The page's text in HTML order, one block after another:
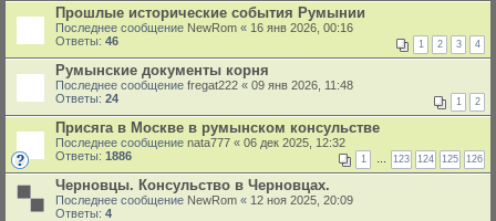
Прошлые исторические события Румынии
Последнее сообщение NewRom « 16 янв 2026, 00:16
Ответы: 46 1 2 3 4
Румынские документы корня
Последнее сообщение fregat222 « 09 янв 2026, 11:48
Ответы: 24 1 2
Присяга в Москве в румынском консульстве
Последнее сообщение nata777 « 06 дек 2025, 12:32
Ответы: 1886 1 … 123 124 125 126
Черновцы. Консульство в Черновцах.
Последнее сообщение NewRom « 12 ноя 2025, 20:09
Ответы: 4